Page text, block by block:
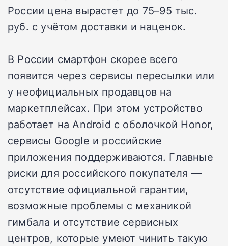
России цена вырастет до 75–95 тыс.
руб. с учётом доставки и наценок.
В России смартфон скорее всего
появится через сервисы пересылки или
у неофициальных продавцов на
маркетплейсах. При этом устройство
работает на Android с оболочкой Honor,
сервисы Google и российские
приложения поддерживаются. Главные
риски для российского покупателя —
отсутствие официальной гарантии,
возможные проблемы с механикой
гимбала и отсутствие сервисных
центров, которые умеют чинить такую